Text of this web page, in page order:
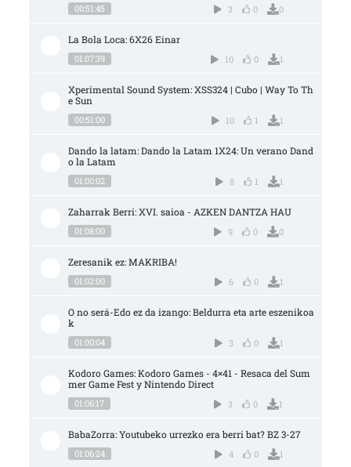
00:51:45 3 0 0
La Bola Loca: 6X26 Einar
01:07:39 10 0 1
Xperimental Sound System: XSS324 | Cubo | Way To Th
e Sun
00:51:00 10 1 1
Dando la latam: Dando la Latam 1X24: Un verano Dand
o la Latam
01:00:02 8 1 1
Zaharrak Berri: XVI. saioa - AZKEN DANTZA HAU
01:08:00 9 0 0
Zeresanik ez: MAKRIBA!
01:02:00 6 0 1
O no será-Edo ez da izango: Beldurra eta arte eszenikoa
k
01:00:04 3 0 1
Kodoro Games: Kodoro Games - 4×41 - Resaca del Sum
mer Game Fest y Nintendo Direct
01:06:17 3 0 1
BabaZorra: Youtubeko urrezko era berri bat? BZ 3-27
01:06:24 4 0 1